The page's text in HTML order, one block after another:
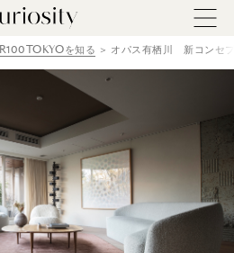
R100TOKYOを知る オパス有栖川 新コンセ